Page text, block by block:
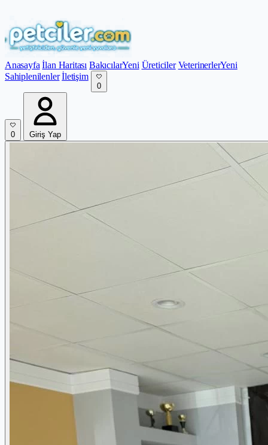
Anasayfa İlan Haritası BakıcılarYeni Üreticiler VeterinerlerYeni
Sahiplenilenler İletişim
0
0 Giriş Yap